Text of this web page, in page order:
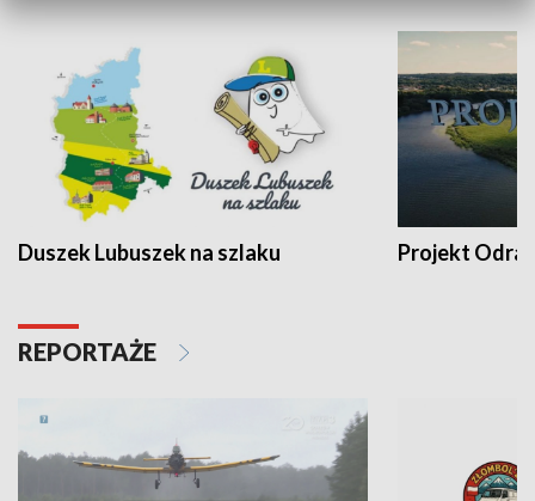
Duszek Lubuszek na szlaku Projekt Odra
REPORTAŻE